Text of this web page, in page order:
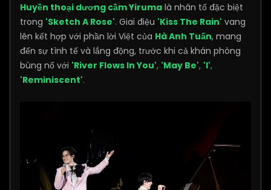
Huyền thoại dương cầm Yiruma là nhân tố đặc biệt
trong 'Sketch A Rose'. Giai điệu 'Kiss The Rain' vang
lên kết hợp với phần lời Việt của Hà Anh Tuấn, mang
đến sự tình tế và lắng động, trước khi cả khán phòng
bùng nổ với 'River Flows In You', 'May Be', 'I',
'Reminiscent'.